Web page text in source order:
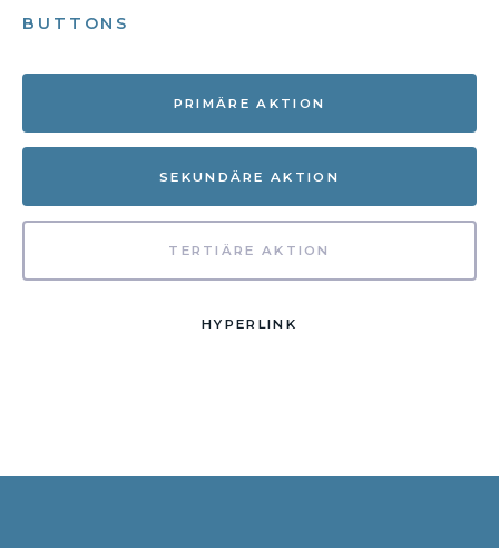
BUTTONS
PRIMÄRE AKTION
SEKUNDÄRE AKTION
TERTIÄRE AKTION
HYPERLINK